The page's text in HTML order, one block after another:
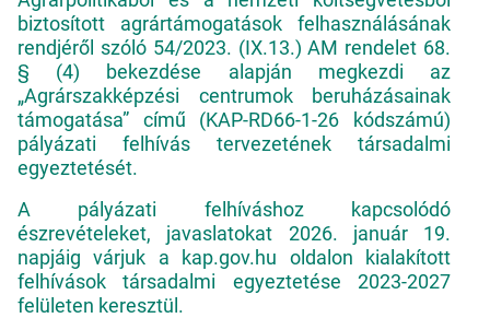
biztosított agrártámogatások felhasználásának
rendjéről szóló 54/2023. (IX.13.) AM rendelet 68.
§ (4) bekezdése alapján megkezdi az
„Agrárszakképzési centrumok beruházásainak
támogatása” című (KAP-RD66-1-26 kódszámú)
pályázati felhívás tervezetének társadalmi
egyeztetését.
A pályázati felhíváshoz kapcsolódó
észrevételeket, javaslatokat 2026. január 19.
napjáig várjuk a kap.gov.hu oldalon kialakított
felhívások társadalmi egyeztetése 2023-2027
felületen keresztül.